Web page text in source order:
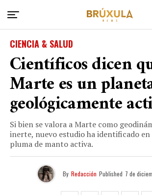
CIENCIA & SALUD
Científicos dicen
Marte es un
geológicamente
Si bien se valora a Marte como
inerte, nuevo estudio ha identificado
pluma de manto activa.
By Redacción Published 7 de